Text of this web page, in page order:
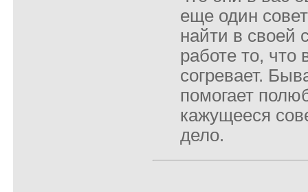
еще один
найти в своей
работе то, что
согревает.
помогает
кажущееся
дело.